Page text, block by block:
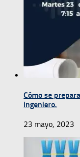
Cómo se
ingeniero.
23 mayo, 2023